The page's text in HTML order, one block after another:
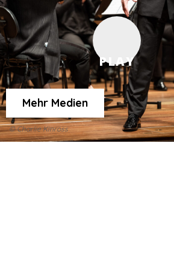
PLAY
Mehr Medien
© Charlie Kinross